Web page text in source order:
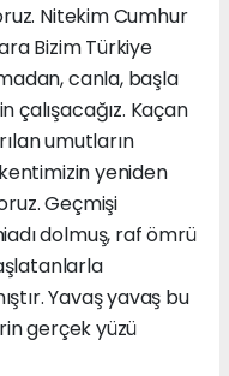
Nitekim Cumhur
Bizim Türkiye
canla, başla
çalışacağız. Kaçan
umutların
yeniden
Geçmişi
dolmuş, raf ömrü
Yavaş yavaş bu
gerçek yüzü